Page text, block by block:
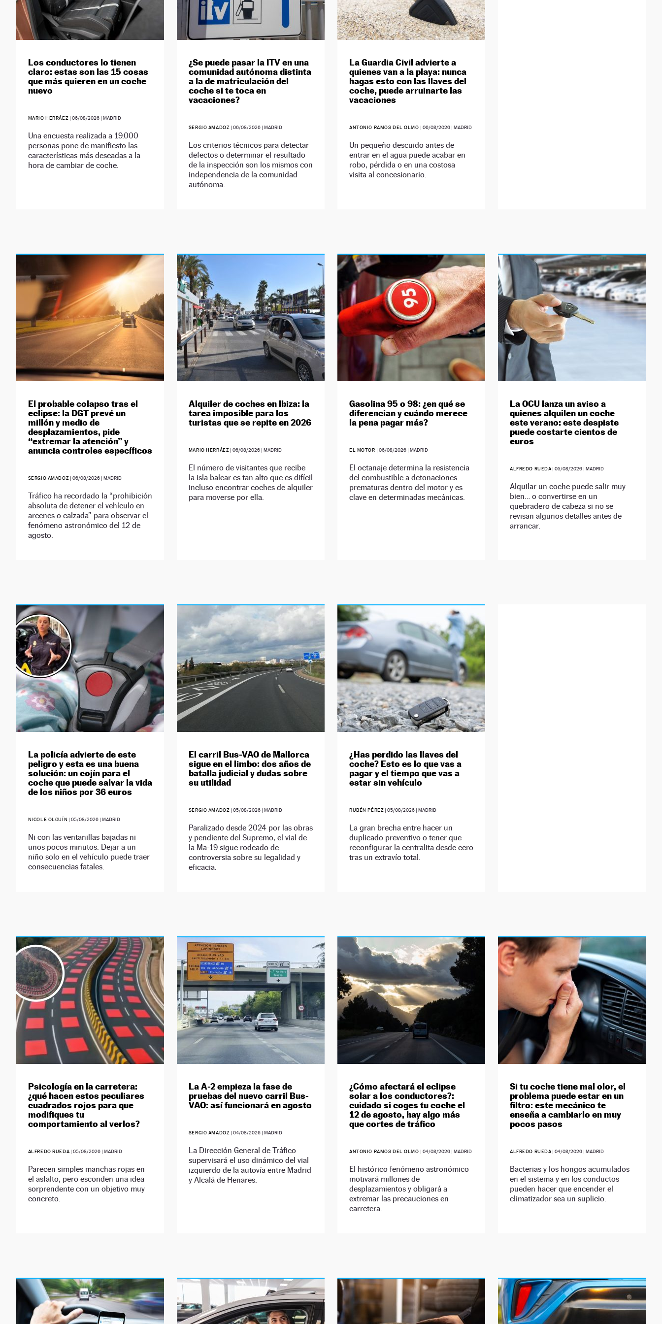
Los conductores lo tienen
claro: estas son las 15 cosas
que más quieren en un coche
nuevo
MARIO HERRÁEZ |06/08/2026 | MADRID
Una encuesta realizada a 19.000
personas pone de manifiesto las
características más deseadas a la
hora de cambiar de coche.
¿Se puede pasar la ITV en una
comunidad autónoma distinta
a la de matriculación del
coche si te toca en
vacaciones?
SERGIO AMADOZ |06/08/2026 | MADRID
Los criterios técnicos para detectar
defectos o determinar el resultado
de la inspección son los mismos con
independencia de la comunidad
autónoma.
La Guardia Civil advierte a
quienes van a la playa: nunca
hagas esto con las llaves del
coche, puede arruinarte las
vacaciones
ANTONIO RAMOS DEL OLMO | 06/08/2026| MADRID
Un pequeño descuido antes de
entrar en el agua puede acabar en
robo, pérdida o en una costosa
visita al concesionario.
El probable colapso tras el
eclipse: la DGT prevé un
millón y medio de
desplazamientos, pide
“extremar la atención” y
anuncia controles específicos
SERGIO AMADOZ |06/08/2026 | MADRID
Tráfico ha recordado la “prohibición
absoluta de detener el vehículo en
arcenes o calzada” para observar el
fenómeno astronómico del 12 de
agosto.
Alquiler de coches en Ibiza: la
tarea imposible para los
turistas que se repite en 2026
MARIO HERRÁEZ |06/08/2026 | MADRID
El número de visitantes que recibe
la isla balear es tan alto que es difícil
incluso encontrar coches de alquiler
para moverse por ella.
Gasolina 95 o 98: ¿en qué se
diferencian y cuándo merece
la pena pagar más?
EL MOTOR | 06/08/2026| MADRID
El octanaje determina la resistencia
del combustible a detonaciones
prematuras dentro del motor y es
clave en determinadas mecánicas.
La OCU lanza un aviso a
quienes alquilen un coche
este verano: este despiste
puede costarte cientos de
euros
ALFREDO RUEDA |05/08/2026 | MADRID
Alquilar un coche puede salir muy
bien… o convertirse en un
quebradero de cabeza si no se
revisan algunos detalles antes de
arrancar.
La policía advierte de este
peligro y esta es una buena
solución: un cojín para el
coche que puede salvar la vida
de los niños por 36 euros
NICOLE OLGUÍN |05/08/2026 | MADRID
Ni con las ventanillas bajadas ni
unos pocos minutos. Dejar a un
niño solo en el vehículo puede traer
consecuencias fatales.
El carril Bus-VAO de Mallorca
sigue en el limbo: dos años de
batalla judicial y dudas sobre
su utilidad
SERGIO AMADOZ |05/08/2026 | MADRID
Paralizado desde 2024 por las obras
y pendiente del Supremo, el vial de
la Ma-19 sigue rodeado de
controversia sobre su legalidad y
eficacia.
¿Has perdido las llaves del
coche? Esto es lo que vas a
pagar y el tiempo que vas a
estar sin vehículo
RUBÉN PÉREZ |05/08/2026 | MADRID
La gran brecha entre hacer un
duplicado preventivo o tener que
reconfigurar la centralita desde cero
tras un extravío total.
Psicología en la carretera:
¿qué hacen estos peculiares
cuadrados rojos para que
modifiques tu
comportamiento al verlos?
ALFREDO RUEDA |05/08/2026 | MADRID
Parecen simples manchas rojas en
el asfalto, pero esconden una idea
sorprendente con un objetivo muy
concreto.
La A-2 empieza la fase de
pruebas del nuevo carril Bus-
VAO: así funcionará en agosto
SERGIO AMADOZ |04/08/2026 | MADRID
La Dirección General de Tráfico
supervisará el uso dinámico del vial
izquierdo de la autovía entre Madrid
y Alcalá de Henares.
¿Cómo afectará el eclipse
solar a los conductores?:
cuidado si coges tu coche el
12 de agosto, hay algo más
que cortes de tráfico
ANTONIO RAMOS DEL OLMO | 04/08/2026| MADRID
El histórico fenómeno astronómico
motivará millones de
desplazamientos y obligará a
extremar las precauciones en
carretera.
Si tu coche tiene mal olor, el
problema puede estar en un
filtro: este mecánico te
enseña a cambiarlo en muy
pocos pasos
ALFREDO RUEDA |04/08/2026 | MADRID
Bacterias y los hongos acumulados
en el sistema y en los conductos
pueden hacer que encender el
climatizador sea un suplicio.